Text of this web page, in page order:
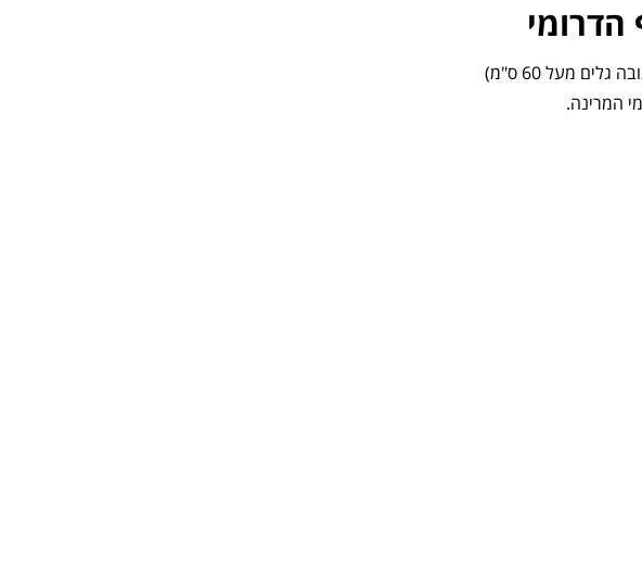
הדרומי
מעל 60 ס"מ)
המרינה.